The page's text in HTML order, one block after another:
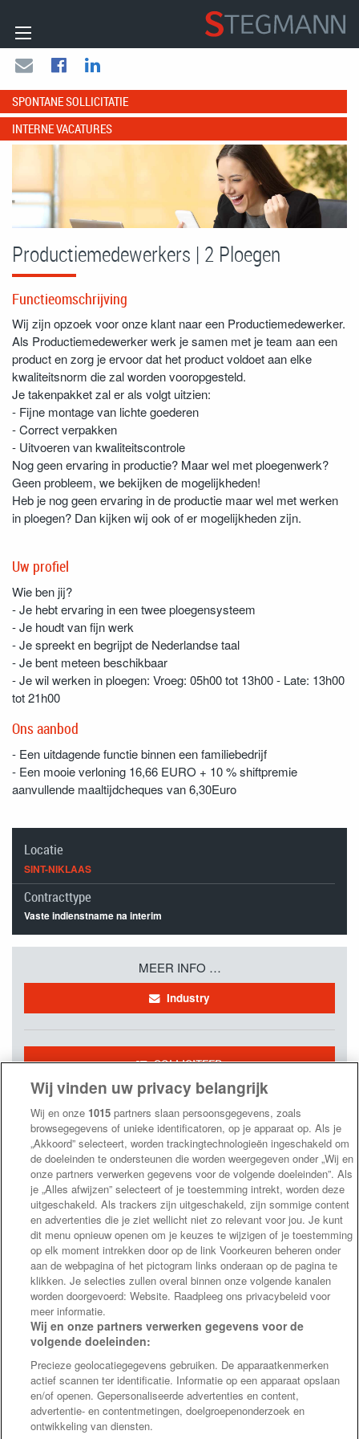
SPONTANE SOLLICITATIE
INTERNE VACATURES
Productiemedewerkers | 2 Ploegen
Functieomschrijving
Wij zijn opzoek voor onze klant naar een Productiemedewerker.
Als Productiemedewerker werk je samen met je team aan een
product en zorg je ervoor dat het product voldoet aan elke
kwaliteitsnorm die zal worden vooropgesteld.
Je takenpakket zal er als volgt uitzien:
- Fijne montage van lichte goederen
- Correct verpakken
- Uitvoeren van kwaliteitscontrole
Nog geen ervaring in productie? Maar wel met ploegenwerk?
Geen probleem, we bekijken de mogelijkheden!
Heb je nog geen ervaring in de productie maar wel met werken
in ploegen? Dan kijken wij ook of er mogelijkheden zijn.
Uw profiel
Wie ben jij?
- Je hebt ervaring in een twee ploegensysteem
- Je houdt van fijn werk
- Je spreekt en begrijpt de Nederlandse taal
- Je bent meteen beschikbaar
- Je wil werken in ploegen: Vroeg: 05h00 tot 13h00 - Late: 13h00
tot 21h00
Ons aanbod
- Een uitdagende functie binnen een familiebedrijf
- Een mooie verloning 16,66 EURO + 10 % shiftpremie
aanvullende maaltijdcheques van 6,30Euro
Locatie
SINT-NIKLAAS
Contracttype
Vaste indienstname na interim
MEER INFO …
Industry
SOLLICITEER
Deze functie staat open voor iedereen, ongeacht leeftijd of
gender.
Wens je meer informatie over deze vacature of ben je op
zoek naar een andere functie, neem contact met ons op.
Wij helpen je graag verder!
INDUSTRY
Philippe Saveryslaan 7
9140 Temse
03/710 51 80
Wij vinden uw privacy belangrijk
Wij en onze 1015 partners slaan persoonsgegevens, zoals
browsegegevens of unieke identificatoren, op je apparaat op. Als je
„Akkoord” selecteert, worden trackingtechnologieën ingeschakeld om
de doeleinden te ondersteunen die worden weergegeven onder „Wij en
onze partners verwerken gegevens voor de volgende doeleinden”. Als
je „Alles afwijzen” selecteert of je toestemming intrekt, worden deze
uitgeschakeld. Als trackers zijn uitgeschakeld, zijn sommige content
en advertenties die je ziet wellicht niet zo relevant voor jou. Je kunt
dit menu opnieuw openen om je keuzes te wijzigen of je toestemming
op elk moment intrekken door op de link Voorkeuren beheren onder
aan de webpagina of het pictogram links onderaan op de pagina te
klikken. Je selecties zullen overal binnen onze volgende kanalen
worden doorgevoerd: Website. Raadpleeg ons privacybeleid voor
meer informatie.
Wij en onze partners verwerken gegevens voor de
volgende doeleinden:
Precieze geolocatiegegevens gebruiken. De apparaatkenmerken
actief scannen ter identificatie. Informatie op een apparaat opslaan
en/of openen. Gepersonaliseerde advertenties en content,
advertentie- en contentmetingen, doelgroepenonderzoek en
ontwikkeling van diensten.